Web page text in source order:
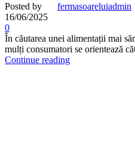
Posted by
fermasoareluiadmin
16/06/2025
0
În căutarea unei alimentații mai
mulți consumatori se orientează
Continue reading